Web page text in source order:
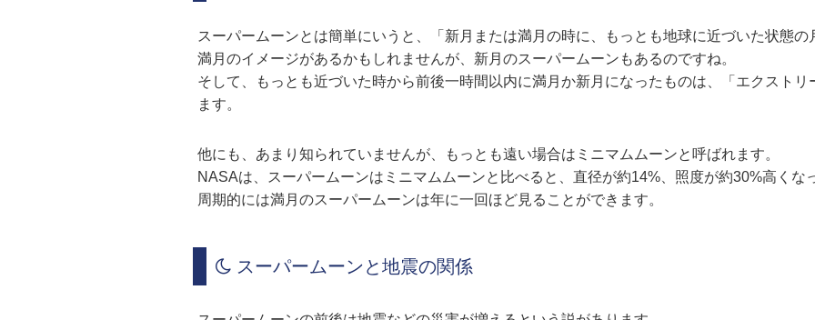
スーパームーンとは簡単にいうと、「新月または満月の時に、もっとも地球に近づいた状態の
満月のイメージがあるかもしれませんが、新月のスーパームーンもあるのですね。
そして、もっとも近づいた時から前後一時間以内に満月か新月になったものは、「エクスト
ます。
他にも、あまり知られていませんが、もっとも遠い場合はミニマムムーンと呼ばれます。
NASAは、スーパームーンはミニマムムーンと比べると、直径が約14%、照度が約30%高くな
周期的には満月のスーパームーンは年に一回ほど見ることができます。
スーパームーンと地震の関係